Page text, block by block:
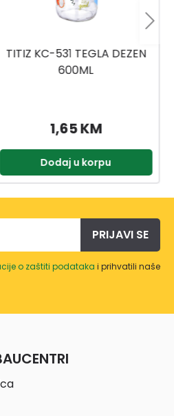
TITIZ BOCA 0,5L TP-490
2,55 KM
Dodaj u korpu
PRIJAVI SE
o zaštiti podataka i prihvatili naše